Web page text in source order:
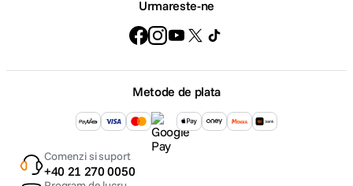
Urmareste-ne
Metode de plata
Comenzi si suport
+40 21 270 0050